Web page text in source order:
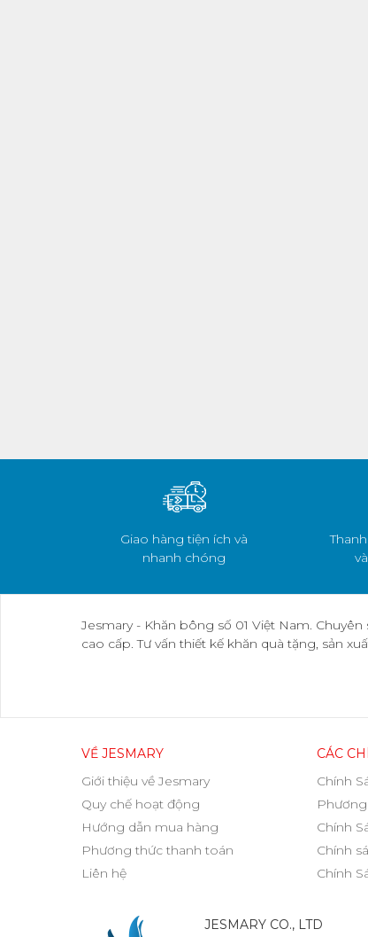
Giao hàng tiện ích và
nhanh chóng
Jesmary - Khăn bông số 01 Việt Nam.
cao cấp. Tư vấn thiết kế khăn quà tặng, sản
VỀ JESMARY
Giới thiệu về Jesmary
Quy chế hoạt động
Hướng dẫn mua hàng
Phương thức thanh toán
Liên hệ
CÁC
Chính
Phương
Chính
Chính
Chính
JESMARY CO., LTD